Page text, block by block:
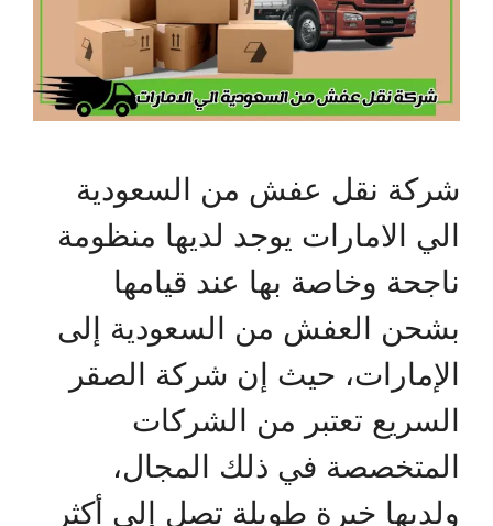
شركة نقل عفش من السعودية
الي الامارات يوجد لديها منظومة
ناجحة وخاصة بها عند قيامها
بشحن العفش من السعودية إلى
الإمارات، حيث إن شركة الصقر
السريع تعتبر من الشركات
المتخصصة في ذلك المجال،
ولديها خبرة طويلة تصل إلى أكثر